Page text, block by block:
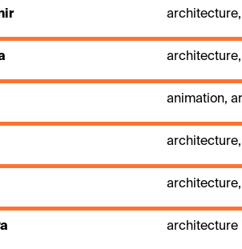
architecture